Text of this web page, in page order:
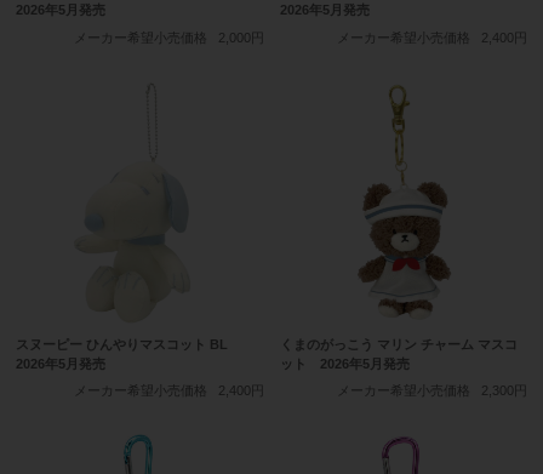
2026年5月発売
メーカー希望小売価格
2,000円
2026年5月発売
メーカー希望小売価格
2,400円
スヌーピー ひんやりマスコット BL
2026年5月発売
メーカー希望小売価格
2,400円
くまのがっこう マリン チャーム マスコ
ット 2026年5月発売
メーカー希望小売価格
2,300円